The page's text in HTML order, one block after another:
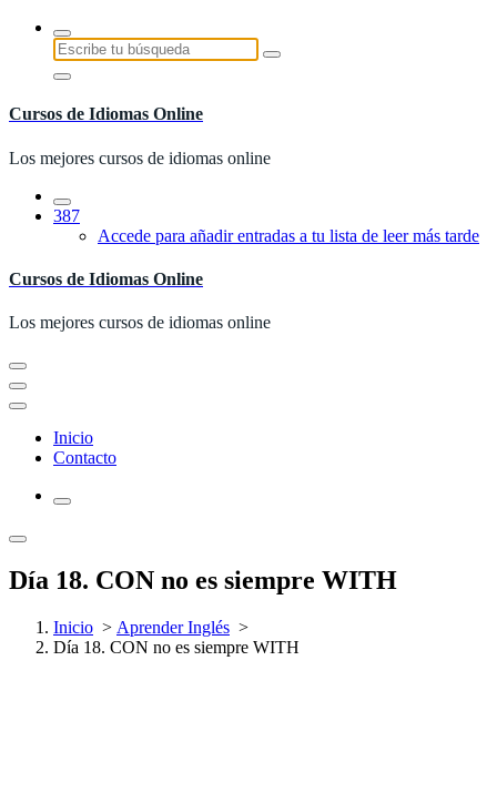
Saltar
contenido
Buscar:
Cursos de Idiomas Online
Los mejores cursos de idiomas online
387
Accede para añadir entradas a tu lista de leer más tarde
Cursos de Idiomas Online
Los mejores cursos de idiomas online
Inicio
Contacto
Día 18. CON no es siempre WITH
Inicio > Aprender Inglés >
Día 18. CON no es siempre WITH